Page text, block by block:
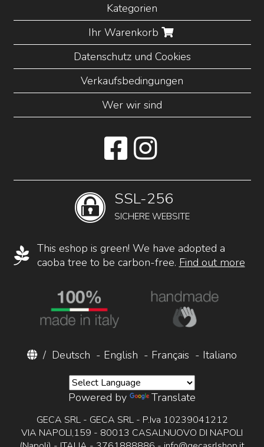
Kategorien
Ihr Warenkorb
Datenschutz und Cookies
Verkaufsbedingungen
Wer wir sind
SSL-256
SICHERE WEBSITE
This eshop is green! We have adopted a
caoba tree to be carbon-free. Find out more
/ Deutsch - English - Français - Italiano
Powered by Translate
GECA SRL - GECA SRL - P.Iva 10239041212
VIA NAPOLI,159 - 80013 CASALNUOVO DI NAPOLI